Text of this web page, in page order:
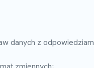
danych z